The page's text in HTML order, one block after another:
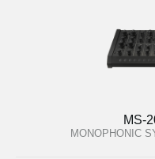
MS-
MONOPHONIC